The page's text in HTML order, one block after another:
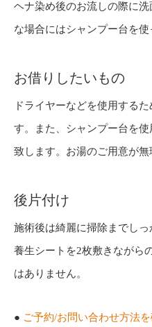
ヘナ染め後のお流しの際に
な場合にはシャンプー台を使
お借りしたいもの
ドライヤーなどを使用する
す。また、シャンプー台を
致します。お湯のご用意が無
後片付け
施術後は綺麗に掃除までし
養生シートを2枚敷きながら
はありません。
● ご予約/お問い合わせ方法